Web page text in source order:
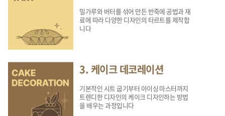
밀가루와 버터를 섞어 만든 반죽에 공법과 재
료에 따라 다양한 디자인의 타르트를 제작합
니다
3. 케이크 데코레이션
기본적인 시트 굽기부터 아이싱 마스터까지
트렌디한 디자인의 케이크 디자인하는 방법
을 배우는 과정입니다